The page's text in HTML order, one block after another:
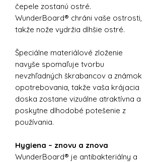
čepele zostanú ostré.
WunderBoard® chráni vaše ostrosti,
takže nože vydržia dlhšie ostré.
Špeciálne materiálové zloženie
navyše spomaľuje tvorbu
nevzhľadných škrabancov a známok
opotrebovania, takže vaša krájacia
doska zostane vizuálne atraktívna a
poskytne dlhodobé potešenie z
používania.
Hygiena – znovu a znova
WunderBoard® je antibakteriálny a